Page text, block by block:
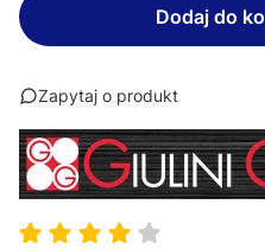
Dodaj do
Zapytaj o produkt